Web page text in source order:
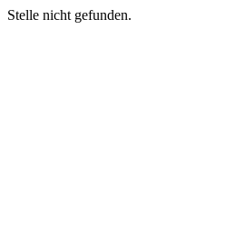
Stelle nicht gefunden.